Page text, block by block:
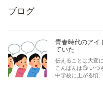
ブログ
青春時代のアイ
ていた
伝えることは大変
こんばんは😋 い
中学校に上がる頃